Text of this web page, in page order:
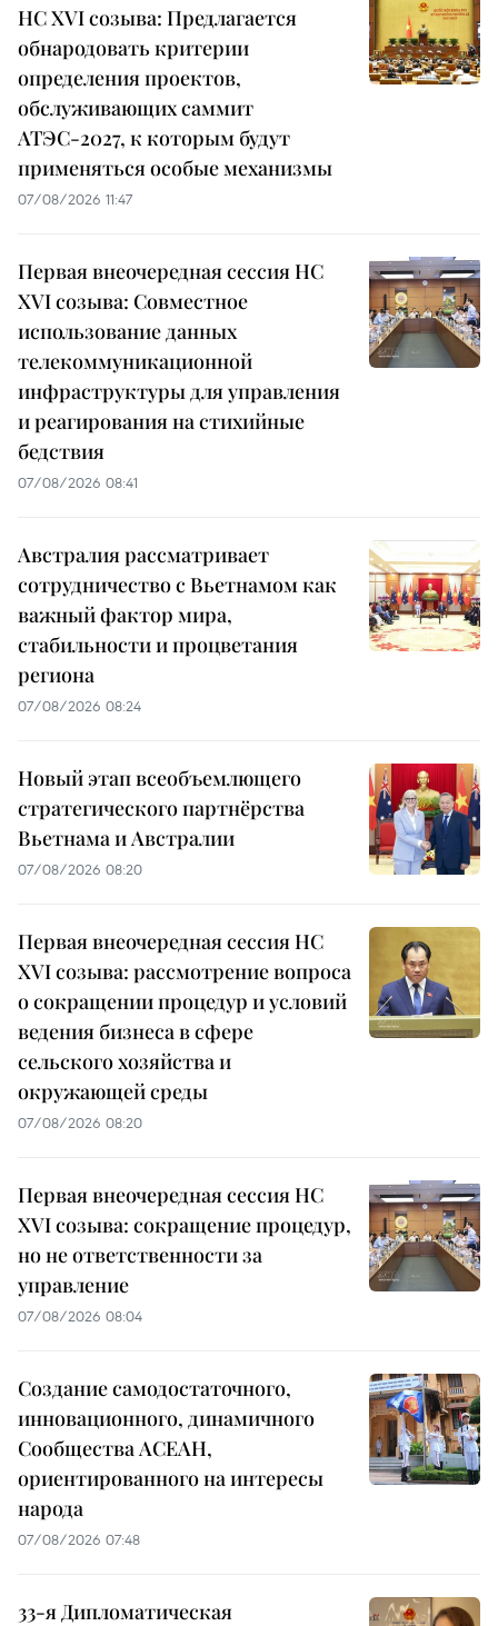
НС XVI созыва: Предлагается
обнародовать критерии
определения проектов,
обслуживающих саммит
АТЭС-2027, к которым будут
применяться особые механизмы
07/08/2026 11:47
Первая внеочередная сессия НС
XVI созыва: Совместное
использование данных
телекоммуникационной
инфраструктуры для управления
и реагирования на стихийные
бедствия
07/08/2026 08:41
Австралия рассматривает
сотрудничество с Вьетнамом как
важный фактор мира,
стабильности и процветания
региона
07/08/2026 08:24
Новый этап всеобъемлющего
стратегического партнёрства
Вьетнама и Австралии
07/08/2026 08:20
Первая внеочередная сессия НС
XVI созыва: рассмотрение вопроса
о сокращении процедур и условий
ведения бизнеса в сфере
сельского хозяйства и
окружающей среды
07/08/2026 08:20
Первая внеочередная сессия НС
XVI созыва: сокращение процедур,
но не ответственности за
управление
07/08/2026 08:04
Создание самодостаточного,
инновационного, динамичного
Сообщества АСЕАН,
ориентированного на интересы
народа
07/08/2026 07:48
33-я Дипломатическая